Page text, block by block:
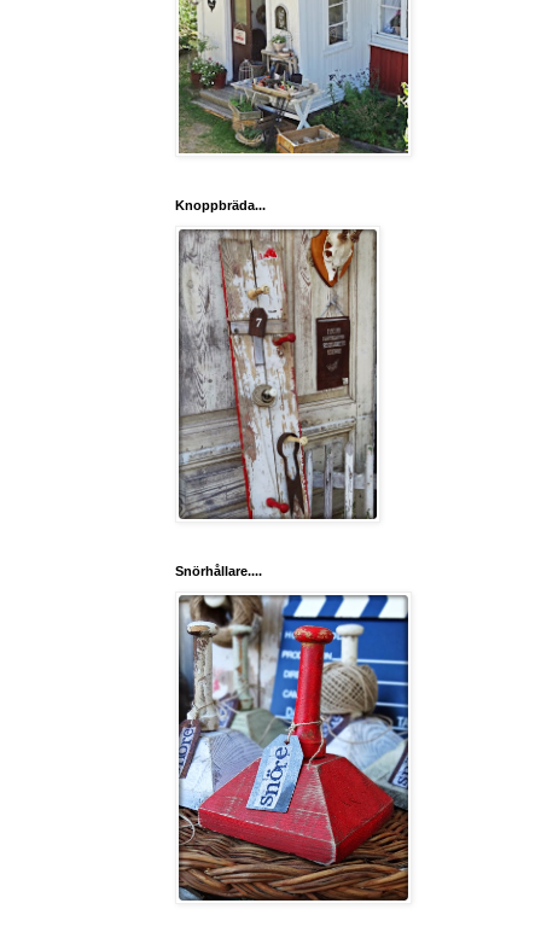
Knoppbräda...
Snörhållare....